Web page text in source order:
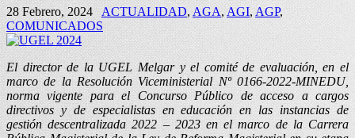
28 Febrero, 2024 ACTUALIDAD, AGA,AGI,AGP,
COMUNICADOS
El director de la UGEL Melgar y el comité de evaluación, en el
marco de la Resolución Viceministerial Nº 0166-2022-MINEDU,
norma vigente para el Concurso Público de acceso a cargos
directivos y de especialistas en educación en las instancias de
gestión descentralizada 2022 – 2023 en el marco de la Carrera